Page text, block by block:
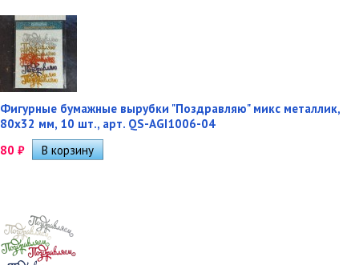
Фигурные бумажные вырубки "Поздравляю" микс металлик,
80х32 мм, 10 шт., арт. QS-AGI1006-04
80 ₽